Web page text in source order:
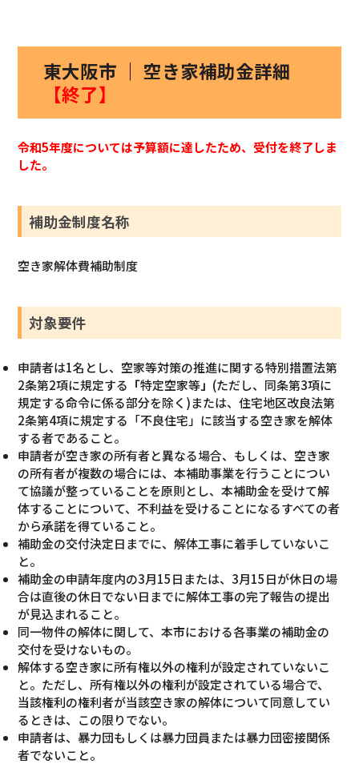
東大阪市 ｜ 空き家補助金詳細
【終了】
令和5年度については予算額に達したため、受付を終了しま
した。
補助金制度名称
空き家解体費補助制度
対象要件
申請者は1名とし、空家等対策の推進に関する特別措置法第
2条第2項に規定する 「特定空家等」 (ただし、同条第3項に
規定する命令に係る部分を除く)または、住宅地区改良法第
2条第4項に規定する「不良住宅」に該当する空き家を解体
する者であること。
申請者が空き家の所有者と異なる場合、もしくは、空き家
の所有者が複数の場合には、本補助事業を行うことについ
て協議が整っていることを原則とし、本補助金を受けて解
体することについて、不利益を受けることになるすべての者
から承諾を得ていること。
補助金の交付決定日までに、解体工事に着手していないこ
と。
補助金の申請年度内の3月15日または、3月15日が休日の場
合は直後の休日でない日までに解体工事の完了報告の提出
が見込まれること。
同一物件の解体に関して、本市における各事業の補助金の
交付を受けないもの。
解体する空き家に所有権以外の権利が設定されていないこ
と。ただし、所有権以外の権利が設定されている場合で、
当該権利の権利者が当該空き家の解体について同意してい
るときは、この限りでない。
申請者は、暴力団もしくは暴力団員または暴力団密接関係
者でないこと。